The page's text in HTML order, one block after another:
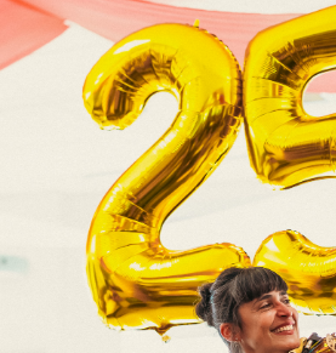
Ce qui nous distingue
Notre produit
Notre expérience client
Notre esprit épicurien
Notre intégration dans la
communauté
Notre sens de